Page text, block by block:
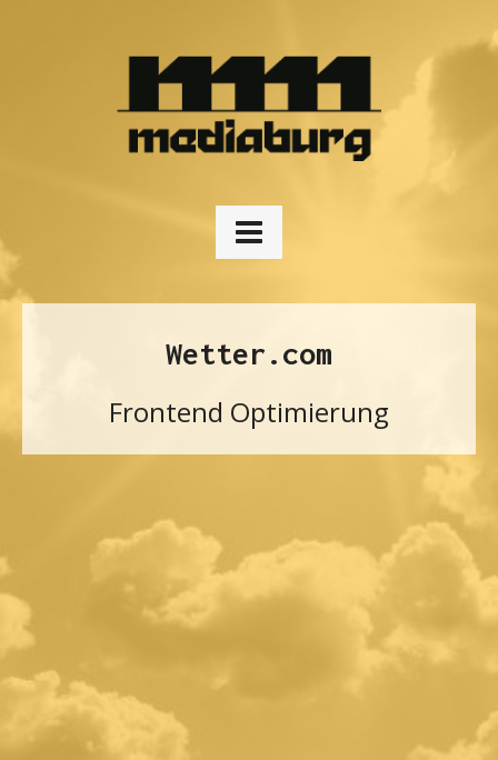
Wetter.com
Frontend Optimierung